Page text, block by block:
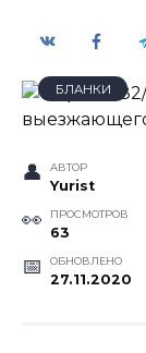
БЛАНКИ
АВТОР
Yurist
ПРОСМОТРОВ
63
ОБНОВЛЕНО
27.11.2020